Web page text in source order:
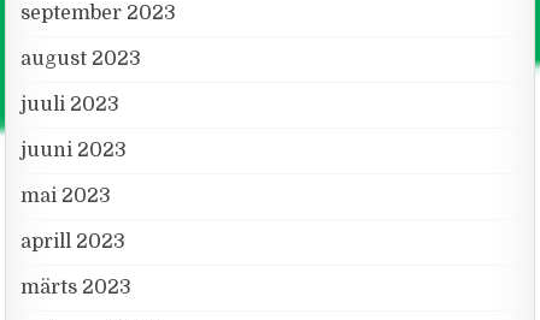
september 2023
august 2023
juuli 2023
juuni 2023
mai 2023
aprill 2023
märts 2023